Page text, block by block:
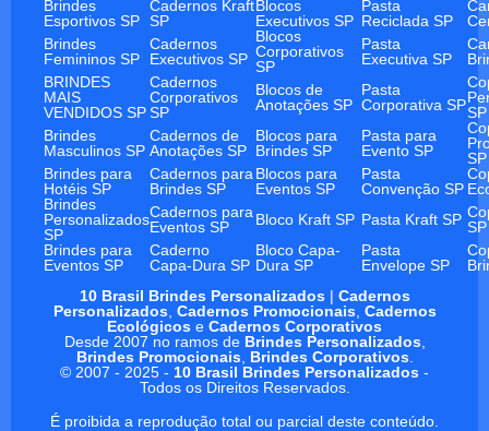
Brindes
Esportivos SP
Cadernos Kraft
SP
Blocos
Executivos SP
Pasta
Reciclada SP
Brindes
Femininos SP
Cadernos
Executivos SP
Blocos
Corporativos
SP
Pasta
Executiva SP
BRINDES
MAIS
VENDIDOS SP
Cadernos
Corporativos
SP
Blocos de
Anotações SP
Pasta
Corporativa SPSP
Brindes
Masculinos SP
Cadernos de
Anotações SP
Blocos para
Brindes SP
Pasta para
Evento SP
SP
Brindes para
Hotéis SP
Cadernos para
Brindes SP
Blocos para
Eventos SP
Pasta
Convenção SP
Brindes
Personalizados
SP
Cadernos para
Eventos SP
Bloco Kraft SP Pasta Kraft SP SP
Brindes para
Eventos SP
Caderno
Capa-Dura SP
Bloco Capa-
Dura SP
Pasta
Envelope SP
10 Brasil Brindes Personalizados| Cadernos
Personalizados, Cadernos Promocionais, Cadernos
Ecológicos e Cadernos Corporativos
Desde 2007 no ramos de Brindes Personalizados,
Brindes Promocionais, Brindes Corporativos.
© 2007 - 2025 - 10 Brasil Brindes Personalizados -
Todos os Direitos Reservados.
É proibida a reprodução total ou parcial deste conteúdo.